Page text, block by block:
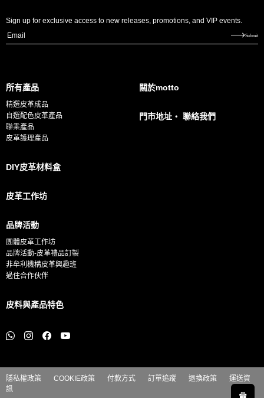
Sign up for exclusive access to new releases, promotions, and VIP events.
E
l
*
Submit
所有產品
精選皮革成品
自選配色皮革產品
聯乘產品
皮革護理產品
DIY皮革材料盒
皮革工作坊
品牌活動
團體皮革工作坊
品牌活動-皮革禮品訂製
非牟利機構皮革興趣班
過住合作伙伴
皮料與產品特色
關於motto
門市地址・ 聯絡我們
隱私權政策 COOKIE政策 付款方式 訂單追蹤 退換政策
運送資
訊